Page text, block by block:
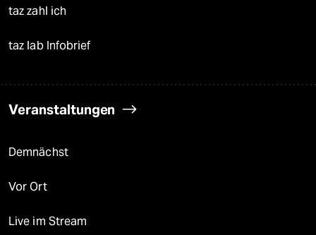
taz zahl ich
taz lab Infobrief
Veranstaltungen
Demnächst
Vor Ort
Live im Stream